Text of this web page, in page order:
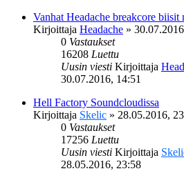
Vanhat Headache breakcore
Kirjoittaja Headache »
0 Vastaukset
16208 Luettu
Uusin viesti Kirjoittaja
30.07.2016, 14:51
Hell Factory Soundcloudissa
Kirjoittaja Skelic » 28.05.2016,
0 Vastaukset
17256 Luettu
Uusin viesti Kirjoittaja
28.05.2016, 23:58